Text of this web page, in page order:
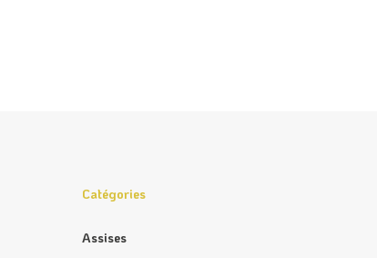
Catégories
Assises